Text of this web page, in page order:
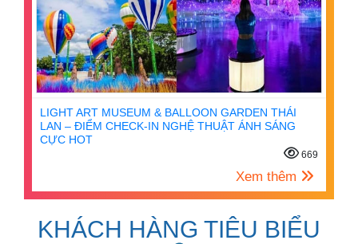
LIGHT ART MUSEUM & BALLOON GARDEN THÁI
LAN – ĐIỂM CHECK-IN NGHỆ THUẬT ÁNH SÁNG
CỰC HOT
669
Xem thêm
KHÁCH HÀNG TIÊU BIỂU